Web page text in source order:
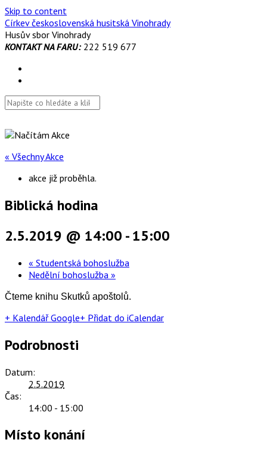
Skip to content
Církev československá husitská Vinohrady
Husův sbor Vinohrady
KONTAKT NA FARU:222 519 677
« Všechny Akce
akce již proběhla.
Biblická hodina
2.5.2019 @ 14:00 -15:00
« Studentská bohoslužba
Nedělní bohoslužba »
Čteme knihu Skutků apoštolů.
+ Kalendář Google+ Přidat do iCalendar
Podrobnosti
Datum:
2.5.2019
Čas:
14:00 - 15:00
Místo konání